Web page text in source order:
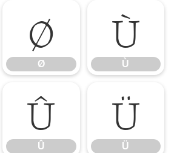
Ø
Ø
Ù
Ù
Û
Û
Ü
Ü